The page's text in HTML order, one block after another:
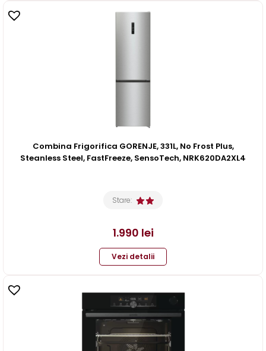
Combina Frigorifica GORENJE, 331L, No Frost Plus,
Steanless Steel, FastFreeze, SensoTech, NRK620DA2XL4
Stare:
1.990 lei
Vezi detalii